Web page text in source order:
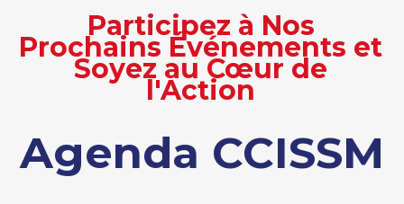
Participez à Nos
Prochains Événements et
Soyez au Cœur de
l'Action
Agenda CCISSM